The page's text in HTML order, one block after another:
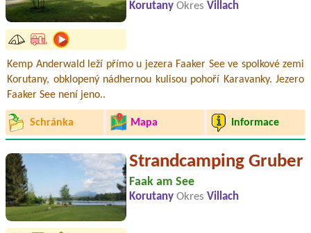
Korutany Okres Villach
Kemp Anderwald leží přímo u jezera Faaker See ve spolkové zemi
Korutany, obklopený nádhernou kulisou pohoří Karavanky. Jezero
Faaker See není jeno..
Schránka Mapa Informace
Strandcamping Gruber
Faak am See
Korutany Okres Villach